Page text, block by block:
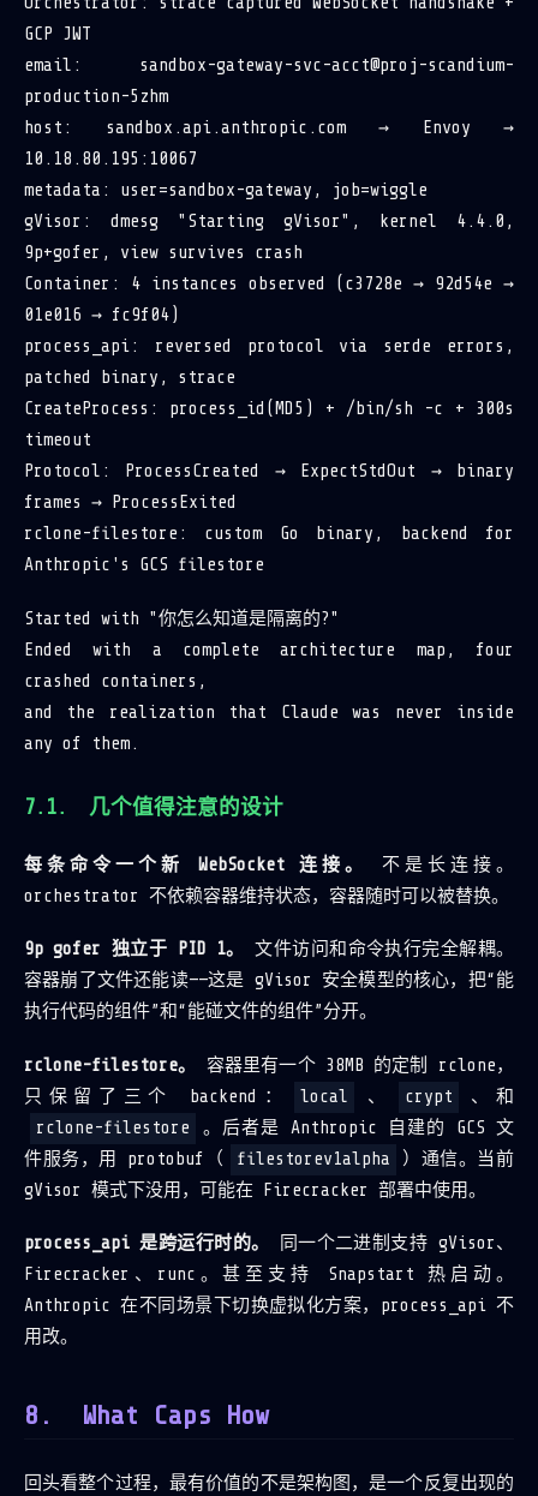
GCP JWT
email: sandbox-gateway-svc-acct@proj-scandium-
production-5zhm
host: sandbox.api.anthropic.com → Envoy →
10.18.80.195:10067
metadata: user=sandbox-gateway, job=wiggle
gVisor: dmesg "Starting gVisor", kernel 4.4.0,
9p+gofer, view survives crash
Container: 4 instances observed (c3728e → 92d54e →
01e016 → fc9f04)
process_api: reversed protocol via serde errors,
patched binary, strace
CreateProcess: process_id(MD5) + /bin/sh -c + 300s
timeout
Protocol: ProcessCreated → ExpectStdOut → binary
frames → ProcessExited
rclone-filestore: custom Go binary, backend for
Anthropic's GCS filestore
Started with "你怎么知道是隔离的?"
Ended with a complete architecture map, four
crashed containers,
and the realization that Claude was never inside
any of them.
几个值得注意的设计
每条命令一个新 WebSocket 连接。
不是长连接。
orchestrator 不依赖容器维持状态，容器随时可以被替换。
9p gofer 独立于 PID 1。
文件访问和命令执行完全解耦。
容器崩了文件还能读——这是 gVisor 安全模型的核心，把“能
执行代码的组件”和“能碰文件的组件”分开。
rclone-filestore。
容器里有一个 38MB 的定制 rclone，
只保留了三个 backend：
local 、 crypt
、和
rclone-filestore
。后者是 Anthropic 自建的 GCS 文
件服务，用 protobuf（
filestorev1alpha
）通信。当前
gVisor 模式下没用，可能在 Firecracker 部署中使用。
process_api 是跨运行时的。
同一个二进制支持 gVisor、
Firecracker、runc。甚至支持 Snapstart 热启动。
Anthropic 在不同场景下切换虚拟化方案，process_api 不
用改。
What Caps How
回头看整个过程，最有价值的不是架构图，是一个反复出现的